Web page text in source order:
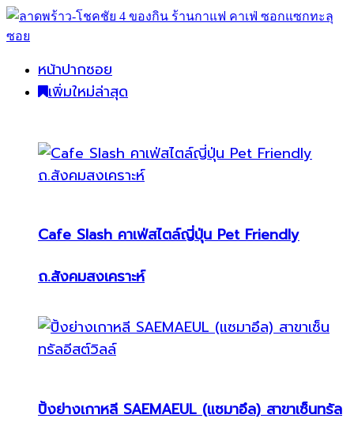
หน้าปากซอย
เพิ่มใหม่ล่าสุด
Cafe Slash คาเฟ่สไตล์ญี่ปุ่น Pet Friendly
ถ.สังคมสงเคราะห์
ปิ้งย่างเกาหลี SAEMAEUL (แซมาอึล) สาขาเซ็นทรัล